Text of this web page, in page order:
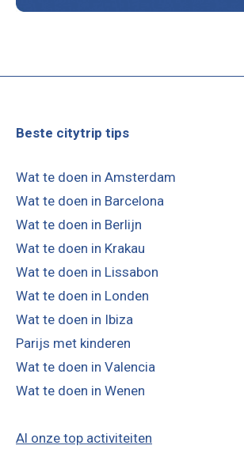
Beste citytrip tips
Wat te doen in Amsterdam
Wat te doen in Barcelona
Wat te doen in Berlijn
Wat te doen in Krakau
Wat te doen in Lissabon
Wat te doen in Londen
Wat te doen in Ibiza
Parijs met kinderen
Wat te doen in Valencia
Wat te doen in Wenen
Al onze top activiteiten